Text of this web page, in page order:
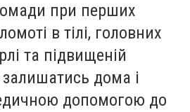
при перших
в тілі, головних
та підвищеній
залишатись дома і
допомогою до